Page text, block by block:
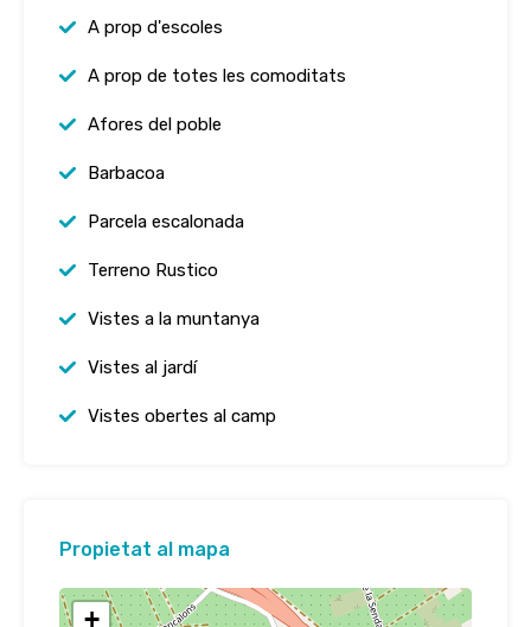
A prop d'escoles
A prop de totes les comoditats
Afores del poble
Barbacoa
Parcela escalonada
Terreno Rustico
Vistes a la muntanya
Vistes al jardí
Vistes obertes al camp
Propietat al mapa
+